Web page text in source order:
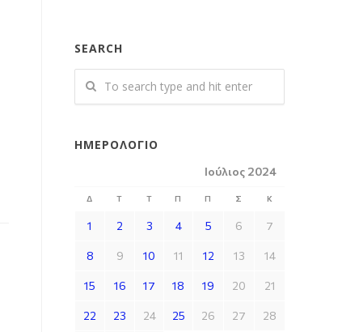
SEARCH
ΗΜΕΡΟΛΌΓΙΟ
Ιούλιος 2024
Δ Τ Τ Π Π Σ Κ
1 2 3 4 5 6 7
8 9 10 11 12 13 14
15 16 17 18 19 20 21
22 23 24 25 26 27 28